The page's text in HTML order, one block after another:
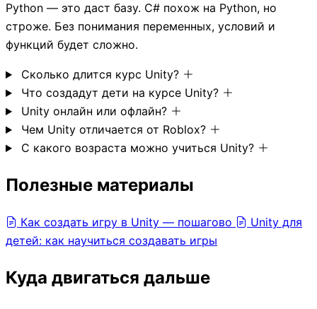
Python — это даст базу. C# похож на Python, но
строже. Без понимания переменных, условий и
функций будет сложно.
Сколько длится курс Unity?
Что создадут дети на курсе Unity?
Unity онлайн или офлайн?
Чем Unity отличается от Roblox?
С какого возраста можно учиться Unity?
Полезные материалы
Как создать игру в Unity — пошагово
Unity для
детей: как научиться создавать игры
Куда двигаться дальше